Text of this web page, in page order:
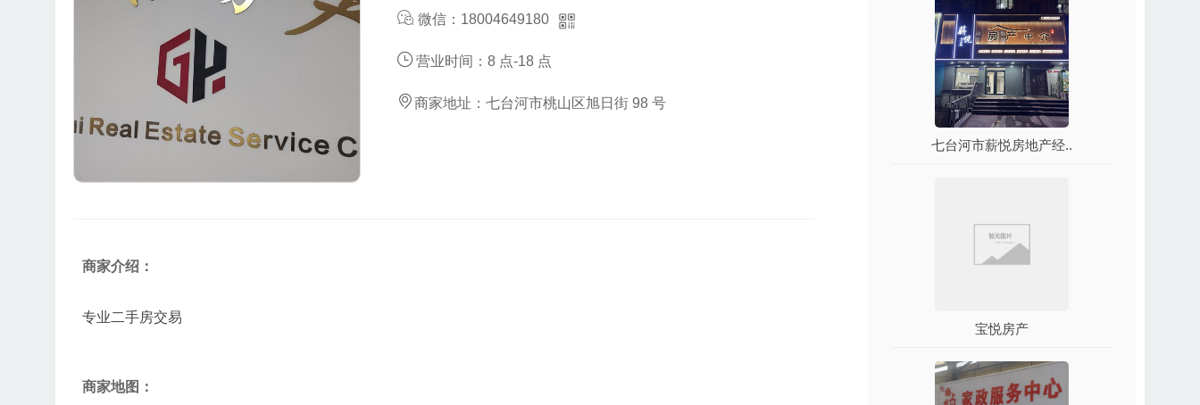
微信： 18004649180
营业时间： 8 点-18 点
商家地址： 七台河市桃山区旭日街 98 号
商家介绍：
专业二手房交易
商家地图：
七台河市薪悦房地产经..
宝悦房产